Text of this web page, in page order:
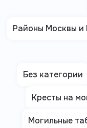
Районы Москвы
Без категории
Кресты на
Могильные